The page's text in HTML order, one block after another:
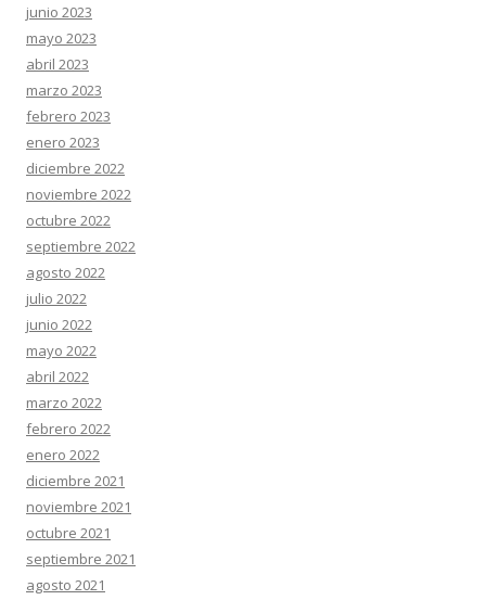
junio 2023
mayo 2023
abril 2023
marzo 2023
febrero 2023
enero 2023
diciembre 2022
noviembre 2022
octubre 2022
septiembre 2022
agosto 2022
julio 2022
junio 2022
mayo 2022
abril 2022
marzo 2022
febrero 2022
enero 2022
diciembre 2021
noviembre 2021
octubre 2021
septiembre 2021
agosto 2021